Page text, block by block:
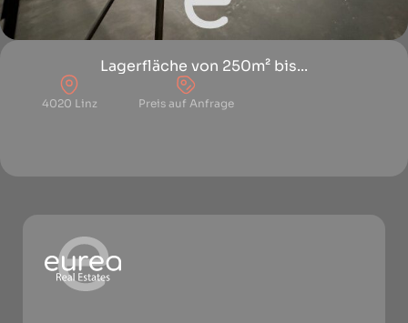
Lagerfläche von 250m² bis...
4020 Linz Preis auf Anfrage